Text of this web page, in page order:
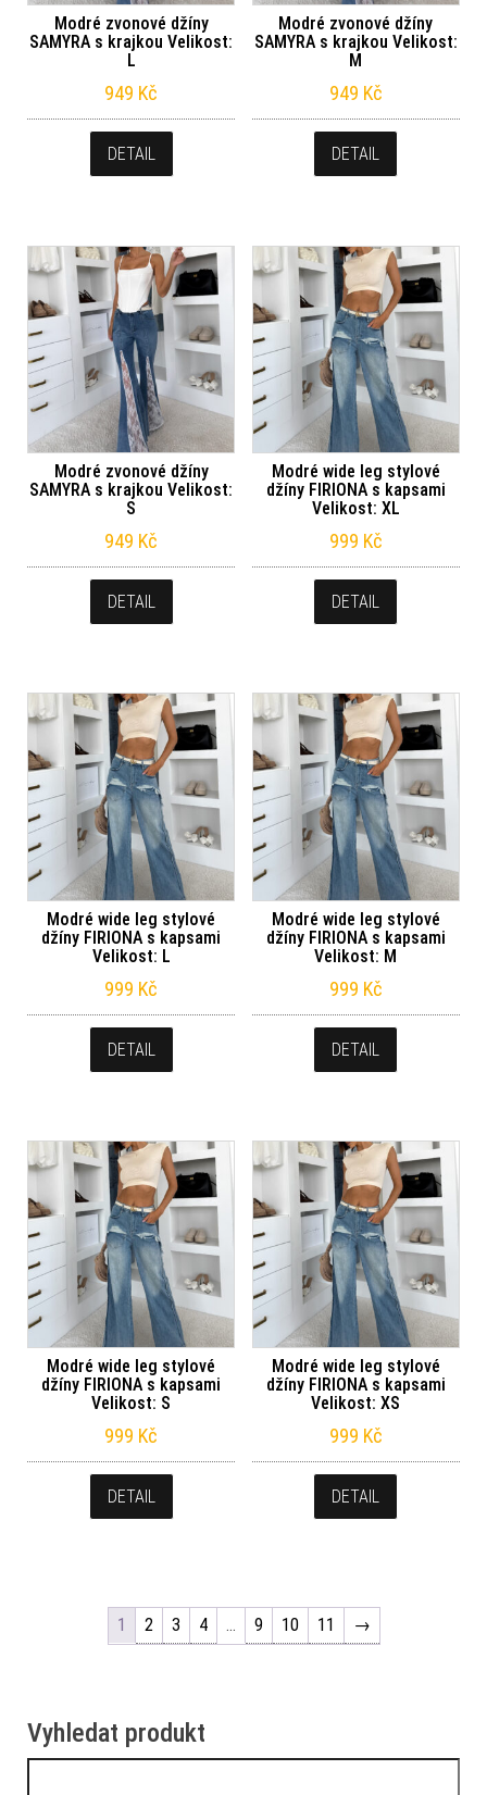
Modré zvonové džíny
SAMYRA s krajkou Velikost:
L
949 Kč
DETAIL
Modré zvonové džíny
SAMYRA s krajkou Velikost:
M
949 Kč
DETAIL
Modré zvonové džíny
SAMYRA s krajkou Velikost:
S
949 Kč
DETAIL
Modré wide leg stylové
džíny FIRIONA s kapsami
Velikost: XL
999 Kč
DETAIL
Modré wide leg stylové
džíny FIRIONA s kapsami
Velikost: L
999 Kč
DETAIL
Modré wide leg stylové
džíny FIRIONA s kapsami
Velikost: M
999 Kč
DETAIL
Modré wide leg stylové
džíny FIRIONA s kapsami
Velikost: S
999 Kč
DETAIL
Modré wide leg stylové
džíny FIRIONA s kapsami
Velikost: XS
999 Kč
DETAIL
1 2 3 4 … 9 10 11 →
Vyhledat produkt